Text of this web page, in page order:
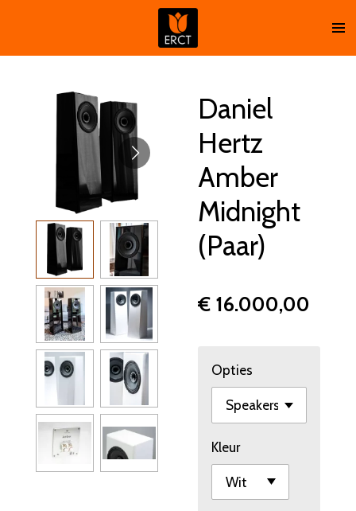
naar
hoofdinhoud
Daniel
Hertz
Amber
Midnight
(Paar)
€ 16.000,00
Opties
Kleur